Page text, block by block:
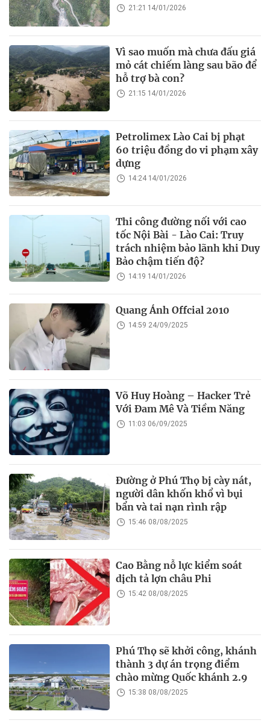
21:21 14/01/2026
Vì sao muốn mà chưa đấu giá
mỏ cát chiếm làng sau bão để
hỗ trợ bà con?
21:15 14/01/2026
Petrolimex Lào Cai bị phạt
60 triệu đồng do vi phạm xây
dựng
14:24 14/01/2026
Thi công đường nối với cao
tốc Nội Bài - Lào Cai: Truy
trách nhiệm bảo lãnh khi Duy
Bảo chậm tiến độ?
14:19 14/01/2026
Quang Ánh Offcial 2010
14:59 24/09/2025
Võ Huy Hoàng – Hacker Trẻ
Với Đam Mê Và Tiềm Năng
11:03 06/09/2025
Đường ở Phú Thọ bị cày nát,
người dân khốn khổ vì bụi
bẩn và tai nạn rình rập
15:46 08/08/2025
Cao Bằng nỗ lực kiểm soát
dịch tả lợn châu Phi
15:42 08/08/2025
Phú Thọ sẽ khởi công, khánh
thành 3 dự án trọng điểm
chào mừng Quốc khánh 2.9
15:38 08/08/2025